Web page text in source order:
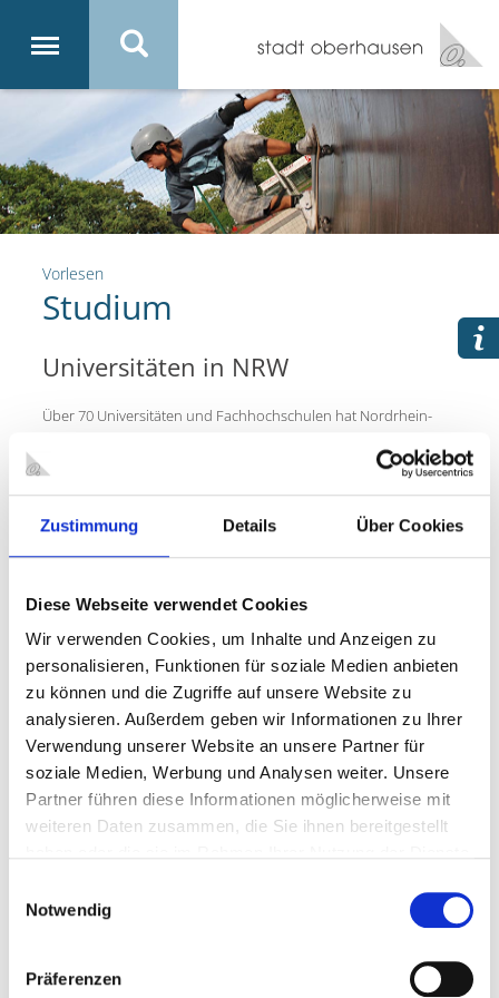
Zustimmung Details Über Cookies
Diese Webseite verwendet Cookies
Wir verwenden Cookies, um Inhalte und Anzeigen zu
personalisieren, Funktionen für soziale Medien anbieten
zu können und die Zugriffe auf unsere Website zu
analysieren. Außerdem geben wir Informationen zu Ihrer
Verwendung unserer Website an unsere Partner für
soziale Medien, Werbung und Analysen weiter. Unsere
Partner führen diese Informationen möglicherweise mit
weiteren Daten zusammen, die Sie ihnen bereitgestellt
Notwendig
Präferenzen
Vorlesen
Studium
Universitäten in NRW
Über 70 Universitäten und Fachhochschulen hat Nordrhein-
private Fachhochschulen.
dich in Oberhausens Umgebung in Frage kommen, sieh dir
doch einfach die Seite des
Ministeriums für Innovation,
Wissenschaft, Forschung und Technologie des Landes
und privaten Universitäten sowie Fachhochschulen und einen
direkten Link zu deren Internetauftritten.
Wenn du dich schon für einen Studiengang entschieden hast,
aber noch nicht weißt, wo dieser überhaupt angeboten wird,
dann schau doch mal auf der Seite
www.hochschulkompass.de
vorbei. Diese bietet dir einen
Überblick über die Studiengänge an deutschen Hochschulen.
Fernstudium
Stiftung für Hochschulzulassung - hochschulSTART.de